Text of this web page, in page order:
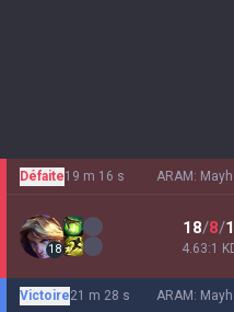
ARAM:
Défaite19 m 16 s
18
18/8/
4.63:1
ARAM:
Victoire21 m 28 s